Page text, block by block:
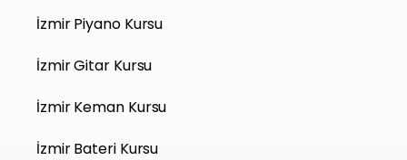
İzmir Piyano Kursu
İzmir Gitar Kursu
İzmir Keman Kursu
İzmir Bateri Kursu